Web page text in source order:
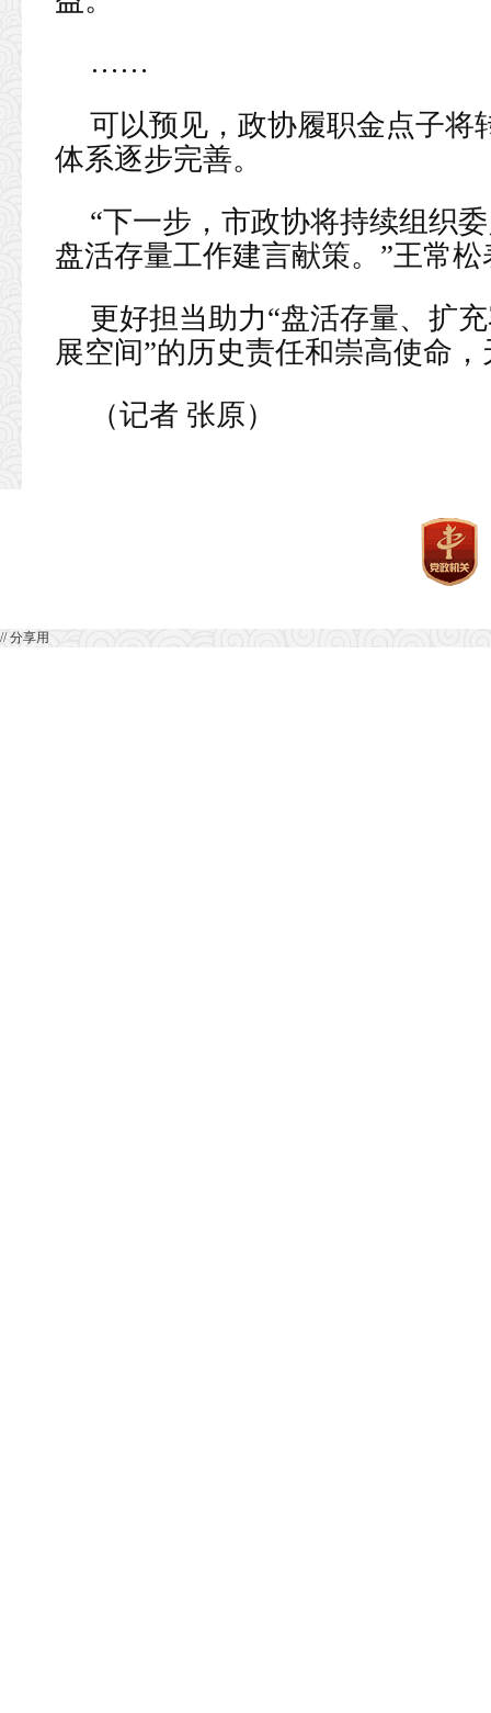
……
可以预见，政协履职金点子将
体系逐步完善。
“下一步，市政协将持续组织
盘活存量工作建言献策。”王常松
更好担当助力“盘活存量、扩
展空间”的历史责任和崇高使命
（记者 张原）
// 分享用